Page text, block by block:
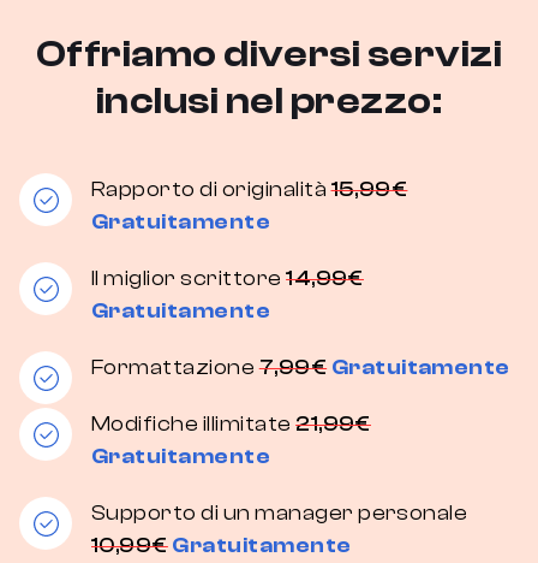
Offriamo diversi servizi
inclusi nel prezzo:
Rapporto di originalità15,99€
Gratuitamente
Il miglior scrittore14,99€
Gratuitamente
Formattazione7,99€ Gratuitamente
Modifiche illimitate21,99€
Gratuitamente
Supporto di un manager personale
10,99€Gratuitamente